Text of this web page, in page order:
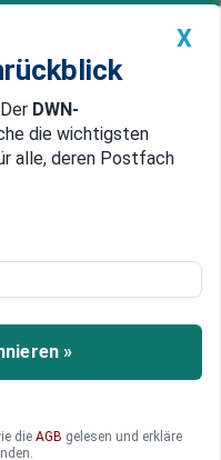
Geldanlage Premium
China
Anteil an
monatelangem
Eigenkapital dar.
X
DWN-
die wichtigsten
alle, deren Postfach
»
die AGB gelesen und erkläre